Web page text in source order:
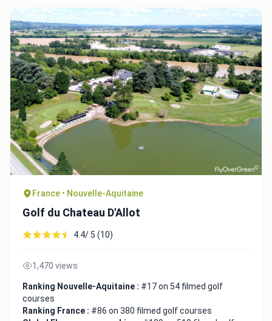
France • Nouvelle-Aquitaine
Golf du Chateau D'Allot
4.4/ 5 (10)
1,470 views
Ranking Nouvelle-Aquitaine : #17 on 54 filmed golf
courses
Ranking France : #86 on 380 filmed golf courses